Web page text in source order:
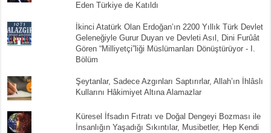
Eden Türkiye de Katıldı
İkinci Atatürk Olan Erdoğan’ın 2200 Yıllık Türk Devlet
Geleneğiyle Gurur Duyan ve Devleti Asıl, Dini Furûât
Gören “Milliyetçi”liği Müslümanları Dönüştürüyor - I.
Bölüm
Şeytanlar, Sadece Azgınları Saptırırlar, Allah’ın İhlâslı
Kullarını Hâkimiyet Altına Alamazlar
Küresel İfsadın Fıtratı ve Doğal Dengeyi Bozması ile
İnsanlığın Yaşadığı Sıkıntılar, Musibetler, Hep Kendi